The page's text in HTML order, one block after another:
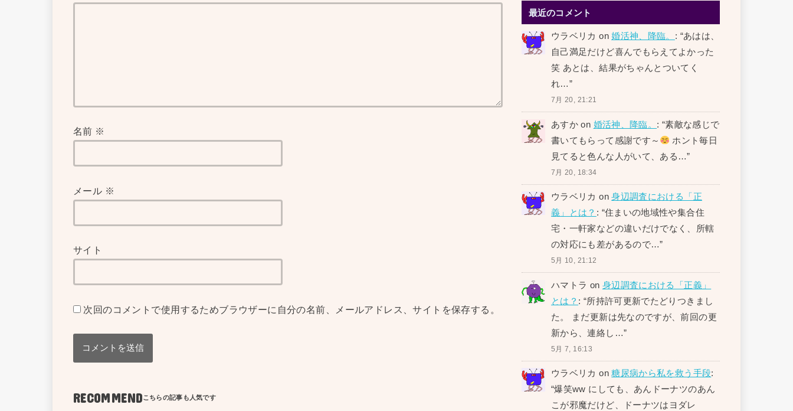
名前 ※
メール ※
サイト
次回のコメントで使用するためブラウザーに自分の名前、メールアドレス、サイトを保存する。
RECOMMEND
最近のコメント
ウラベリカ on婚活神、降臨。 : “あはは、
自己満足だけど喜んでもらえてよかった
笑 あとは、結果がちゃんとついてく
れ…”
7月 20, 21:21
あすか on 婚活神、降臨。 : “素敵な感じで
書いてもらって感謝です～
ホント毎日
見てると色んな人がいて、ある…”
7月 20, 18:34
ウラベリカ on身辺調査における「正
義」とは？ : “住まいの地域性や集合住
宅・一軒家などの違いだけでなく、所轄
の対応にも差があるので…”
5月 10, 21:12
ハマトラ on 身辺調査における「正義」
とは？ : “所持許可更新でたどりつきまし
た。 まだ更新は先なのですが、前回の更
新から、連絡し…”
5月 7, 16:13
ウラベリカ on糖尿病から私を救う手段:
“爆笑ww にしても、あんドーナツのあん
こが邪魔だけど、ドーナツはヨダレ